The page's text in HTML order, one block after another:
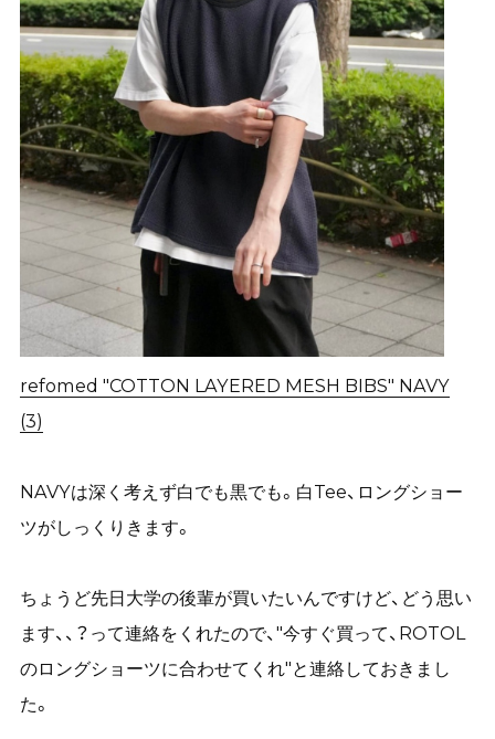
refomed "COTTON LAYERED MESH BIBS" NAVY
(3)
NAVYは深く考えず白でも黒でも。白Tee、ロングショー
ツがしっくりきます。
ちょうど先日大学の後輩が買いたいんですけど、どう思い
ます、、？って連絡をくれたので、"今すぐ買って、ROTOL
のロングショーツに合わせてくれ"と連絡しておきまし
た。